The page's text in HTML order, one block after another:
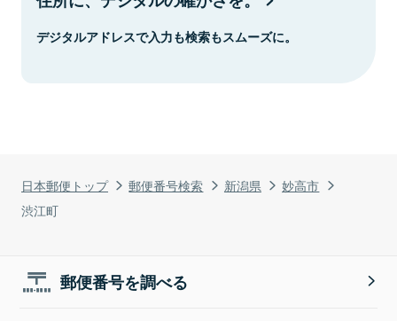
日本郵便トップ 郵便番号検索 新潟県
妙高市
渋江町
デジタルアドレスで入力も検索もスムーズに。
郵便番号を調べる